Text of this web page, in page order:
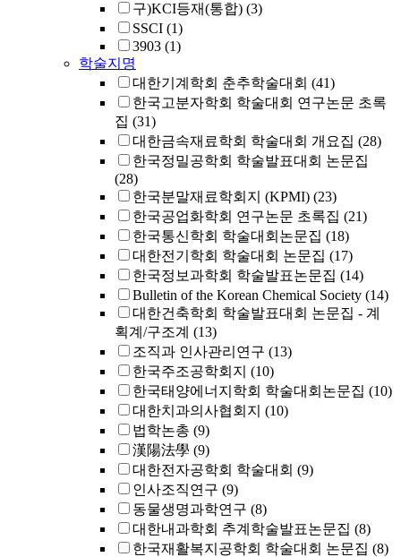
구)KCI등재(통합) (3)
SSCI (1)
3903 (1)
학술지명
대한기계학회 춘추학술대회 (41)
한국고분자학회 학술대회 연구논문 초록
집 (31)
대한금속재료학회 학술대회 개요집 (28)
한국정밀공학회 학술발표대회 논문집
(28)
한국분말재료학회지 (KPMI) (23)
한국공업화학회 연구논문 초록집 (21)
한국통신학회 학술대회논문집 (18)
대한전기학회 학술대회 논문집 (17)
한국정보과학회 학술발표논문집 (14)
Bulletin of the Korean Chemical Society (14)
대한건축학회 학술발표대회 논문집 - 계
획계/구조계 (13)
조직과 인사관리연구 (13)
한국주조공학회지 (10)
한국태양에너지학회 학술대회논문집 (10)
대한치과의사협회지 (10)
법학논총 (9)
漢陽法學 (9)
대한전자공학회 학술대회 (9)
인사조직연구 (9)
동물생명과학연구 (8)
대한내과학회 추계학술발표논문집 (8)
한국재활복지공학회 학술대회 논문집 (8)